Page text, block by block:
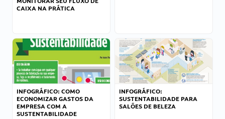
CAIXA NA PRÁTICA
INFOGRÁFICO: COMO
ECONOMIZAR GASTOS DA
EMPRESA COM A
SUSTENTABILIDADE
INFOGRÁFICO:
SUSTENTABILIDADE PARA
SALÕES DE BELEZA